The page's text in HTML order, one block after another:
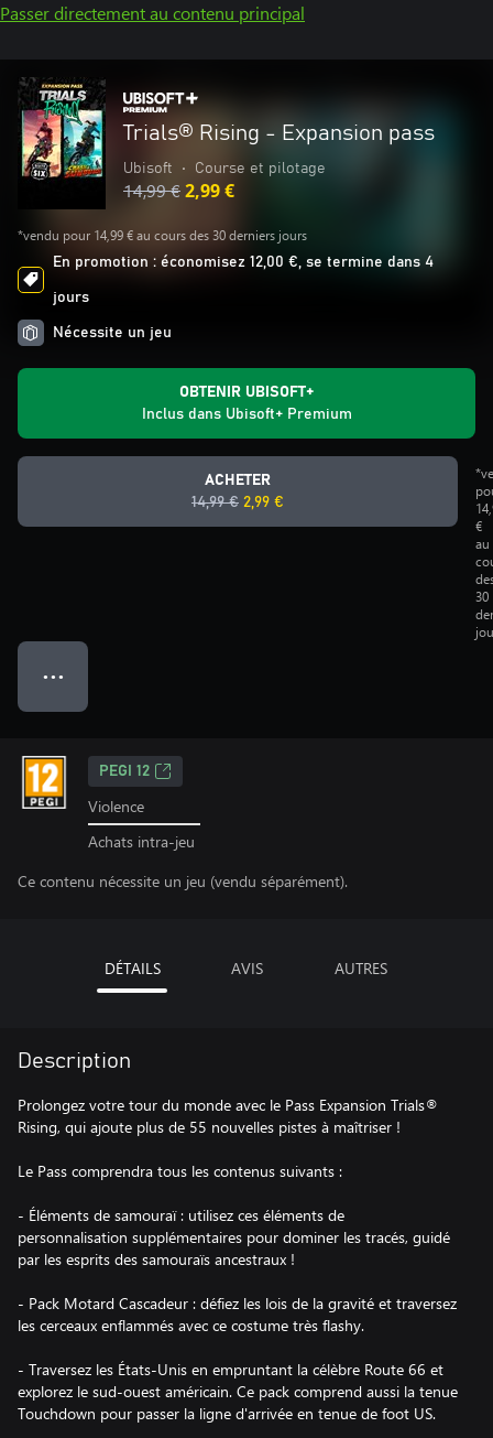
Passer directement au contenu principal
Trials® Rising - Expansion pass
Ubisoft • Course et pilotage
14,99 €2,99 €
*vendu pour 14,99 € au cours des 30 derniers jours
En promotion : économisez 12,00 €, se termine dans 4
jours
Nécessite un jeu
OBTENIR UBISOFT+
Inclus dans Ubisoft+ Premium
ACHETER
14,99 € 2,99 €
€
au
30
● ● ●
PEGI 12
Violence
Achats intra-jeu
Ce contenu nécessite un jeu (vendu séparément).
DÉTAILS AVIS AUTRES
Description
Prolongez votre tour du monde avec le Pass Expansion Trials®
Rising, qui ajoute plus de 55 nouvelles pistes à maîtriser !
Le Pass comprendra tous les contenus suivants :
- Éléments de samouraï : utilisez ces éléments de
personnalisation supplémentaires pour dominer les tracés, guidé
par les esprits des samouraïs ancestraux !
- Pack Motard Cascadeur : défiez les lois de la gravité et traversez
les cerceaux enflammés avec ce costume très flashy.
- Traversez les États-Unis en empruntant la célèbre Route 66 et
explorez le sud-ouest américain. Ce pack comprend aussi la tenue
Touchdown pour passer la ligne d'arrivée en tenue de foot US.